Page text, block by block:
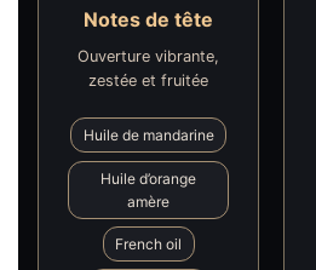
Notes de tête
Ouverture vibrante,
zestée et fruitée
Huile de mandarine
Huile d’orange
amère
French oil